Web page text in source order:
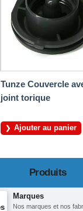
Tunze Couvercle
joint torique
Ajouter au panier
Produits
Marques
Nos marques et nos